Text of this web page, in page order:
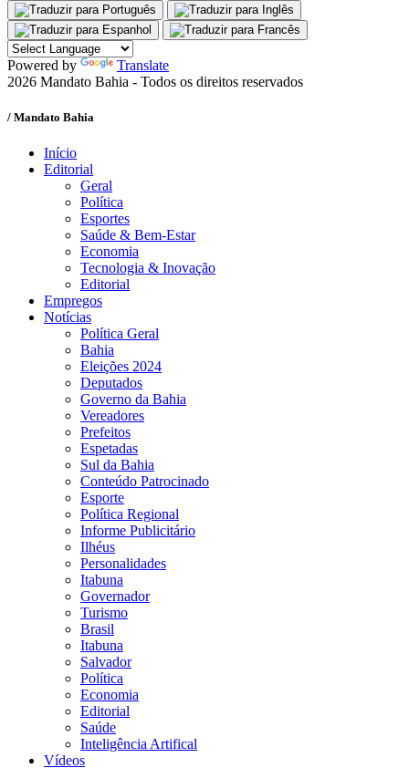
Powered by
Translate
2026 Mandato Bahia - Todos os direitos reservados
/ Mandato Bahia
Início
Editorial
Geral
Política
Esportes
Saúde & Bem-Estar
Economia
Tecnologia & Inovação
Editorial
Empregos
Notícias
Política Geral
Bahia
Eleições 2024
Deputados
Governo da Bahia
Vereadores
Prefeitos
Espetadas
Sul da Bahia
Conteúdo Patrocinado
Esporte
Política Regional
Informe Publicitário
Ilhéus
Personalidades
Itabuna
Governador
Turismo
Brasil
Itabuna
Salvador
Política
Economia
Editorial
Saúde
Inteligência Artifical
Vídeos